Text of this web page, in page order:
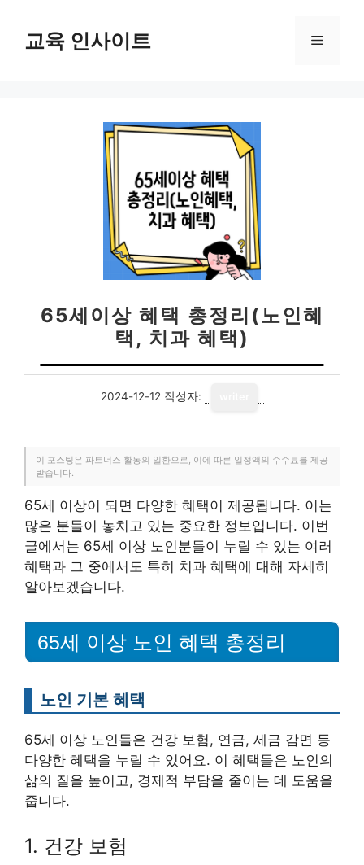
교육 인사이트 메
65세이상 혜택 총정리(노인혜
택, 치과 혜택)
2024-12-12 작성자:
이 포스팅은 파트너스 활동의 일환으로, 이에 따른 일정액의 수수료를 제공
받습니다.
65세 이상이 되면 다양한 혜택이 제공됩니다. 이는
많은 분들이 놓치고 있는 중요한 정보입니다. 이번
글에서는 65세 이상 노인분들이 누릴 수 있는 여러
혜택과 그 중에서도 특히 치과 혜택에 대해 자세히
알아보겠습니다.
65세 이상 노인 혜택 총정리
노인 기본 혜택
65세 이상 노인들은 건강 보험, 연금, 세금 감면 등
다양한 혜택을 누릴 수 있어요. 이 혜택들은 노인의
삶의 질을 높이고, 경제적 부담을 줄이는 데 도움을
줍니다.
1. 건강 보험